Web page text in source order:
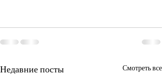
Недавние посты Смотреть все